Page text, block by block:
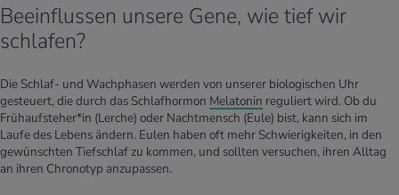
Beeinflussen unsere Gene, wie tief wir
schlafen?
Die Schlaf- und Wachphasen werden von unserer biologischen Uhr
gesteuert, die durch das Schlafhormon Melatonin reguliert wird. Ob du
Frühaufsteher*in (Lerche) oder Nachtmensch (Eule) bist, kann sich im
Laufe des Lebens ändern. Eulen haben oft mehr Schwierigkeiten, in den
gewünschten Tiefschlaf zu kommen, und sollten versuchen, ihren Alltag
an ihren Chronotyp anzupassen.